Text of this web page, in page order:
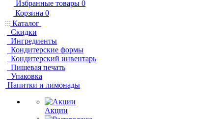
Избранные товары 0
Корзина 0
Каталог
Скидки
Ингредиенты
Кондитерские формы
Кондитерский инвентарь
Пищевая печать
Упаковка
Напитки и лимонады
Акции